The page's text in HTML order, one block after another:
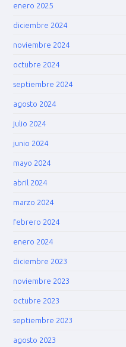
enero 2025
diciembre 2024
noviembre 2024
octubre 2024
septiembre 2024
agosto 2024
julio 2024
junio 2024
mayo 2024
abril 2024
marzo 2024
febrero 2024
enero 2024
diciembre 2023
noviembre 2023
octubre 2023
septiembre 2023
agosto 2023